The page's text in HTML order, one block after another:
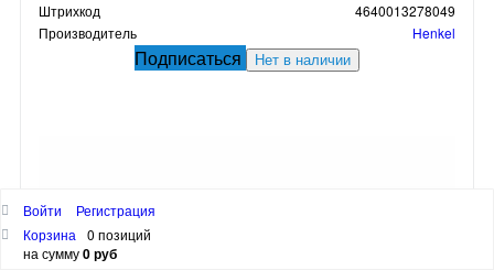
Штрихкод
4640013278049
Производитель
Henkel
Подписаться Нет в наличии
Войти
Регистрация
Корзина
0 позиций
на сумму0 руб